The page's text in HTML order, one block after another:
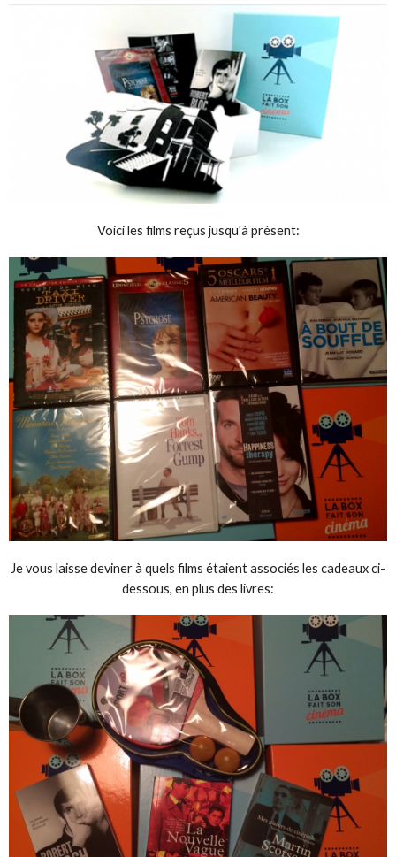
Voici les films reçus jusqu'à présent:
Je vous laisse deviner à quels films étaient associés les cadeaux ci-
dessous, en plus des livres: